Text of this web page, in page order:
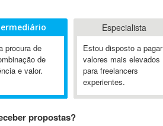
procura de
de
e valor.
Especialista
Estou disposto a pagar
valores mais elevados
para freelancers
experientes.
propostas?